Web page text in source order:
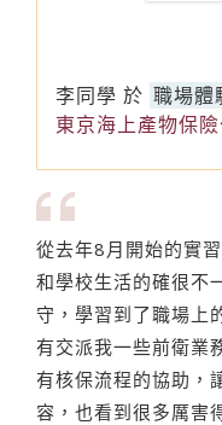
李同學 於 職場體
東京海上產物保
從去年8月開始的實
和學校生活的確很不
守，學習到了職場上
有交派我一些前衛業
有核保流程的協助，
容，也看到很多厲害